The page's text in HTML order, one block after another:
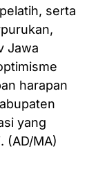
serta
Jawa
harapan
yang
(AD/MA)